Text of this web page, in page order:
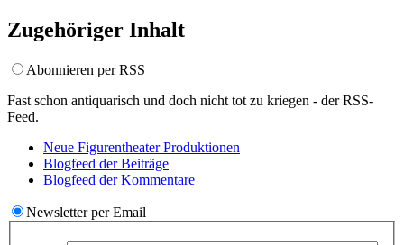
Zugehöriger Inhalt
Abonnieren per RSS
Fast schon antiquarisch und doch nicht tot zu kriegen - der RSS-
Feed.
Neue FigurentheaterProduktionen
Blogfeed derBeiträge
Blogfeed derKommentare
Newsletter per Email